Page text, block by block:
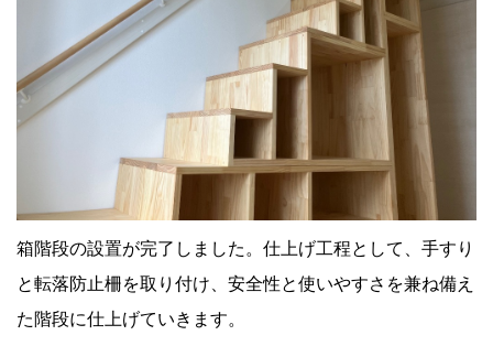
箱階段の設置が完了しました。仕上げ工程として、手すり
と転落防止柵を取り付け、安全性と使いやすさを兼ね備え
た階段に仕上げていきます。